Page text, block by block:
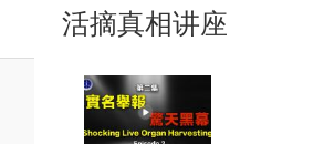
活摘真相讲座